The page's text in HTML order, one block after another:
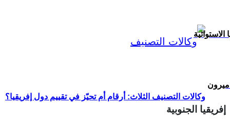
وكالات التصنيف الثلاث: أرقام أم تحيّز في تقييم دول إفريقيا؟
الاستوائية
إفريقيا الجنوبية